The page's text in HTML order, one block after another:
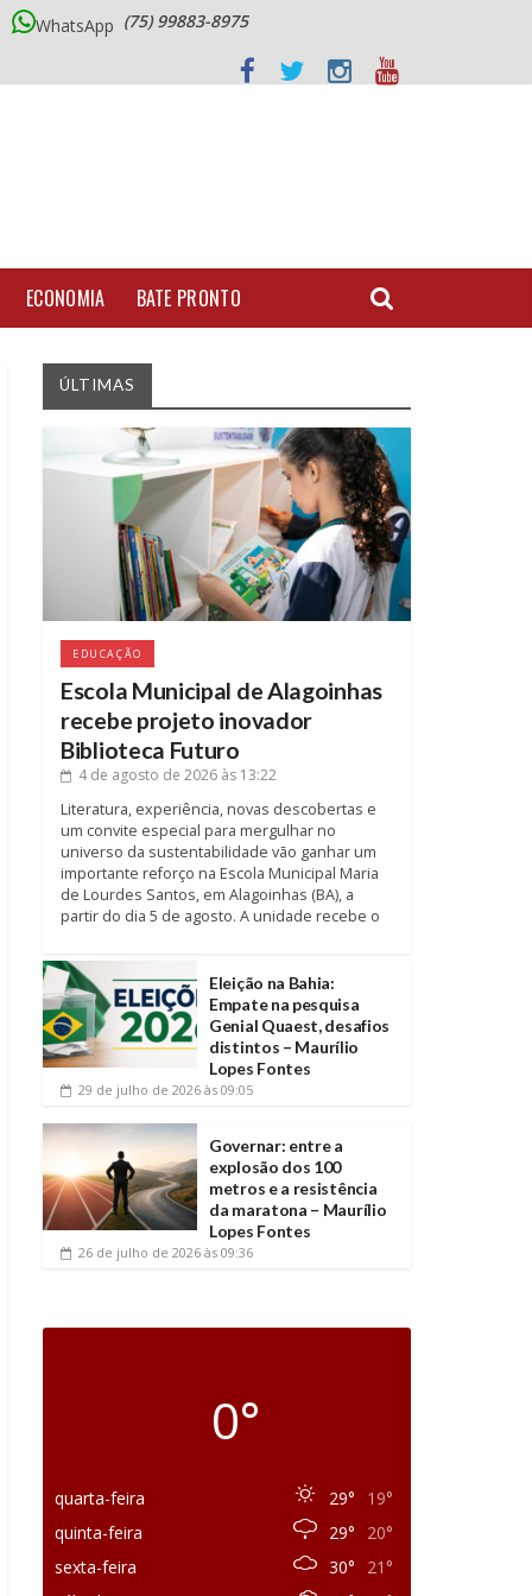
WhatsApp (75) 99883-8975
ECONOMIA BATE PRONTO
ÚLTIMAS
EDUCAÇÃO
Escola Municipal de Alagoinhas
recebe projeto inovador
Biblioteca Futuro
4 de agosto de 2026 às 13:22
Literatura, experiência, novas descobertas e
um convite especial para mergulhar no
universo da sustentabilidade vão ganhar um
importante reforço na Escola Municipal Maria
de Lourdes Santos, em Alagoinhas (BA), a
partir do dia 5 de agosto. A unidade recebe o
Eleição na Bahia:
Empate na pesquisa
Genial Quaest, desafios
distintos – Maurílio
Lopes Fontes
29 de julho de 2026 às 09:05
Governar: entre a
explosão dos 100
metros e a resistência
da maratona – Maurílio
Lopes Fontes
26 de julho de 2026 às 09:36
0°
quarta-feira 29°
19°
quinta-feira
29°
20°
sexta-feira
30°
21°